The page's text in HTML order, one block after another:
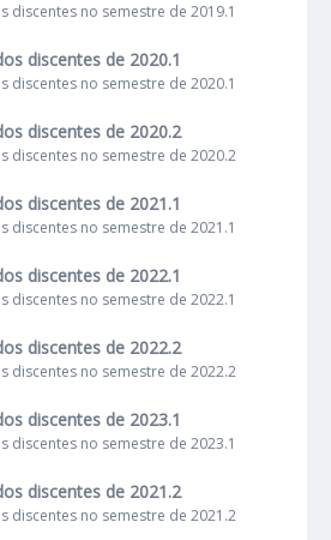
discentes no semestre de 2019.1
discentes de 2020.1
discentes no semestre de 2020.1
discentes de 2020.2
discentes no semestre de 2020.2
discentes de 2021.1
discentes no semestre de 2021.1
discentes de 2022.1
discentes no semestre de 2022.1
discentes de 2022.2
discentes no semestre de 2022.2
discentes de 2023.1
discentes no semestre de 2023.1
discentes de 2021.2
discentes no semestre de 2021.2